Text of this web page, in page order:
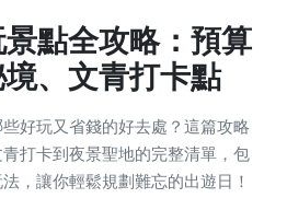
點全攻略：預算
、文青打卡點
好玩又省錢的好去處？這篇攻略
打卡到夜景聖地的完整清單，包
，讓你輕鬆規劃難忘的出遊日！